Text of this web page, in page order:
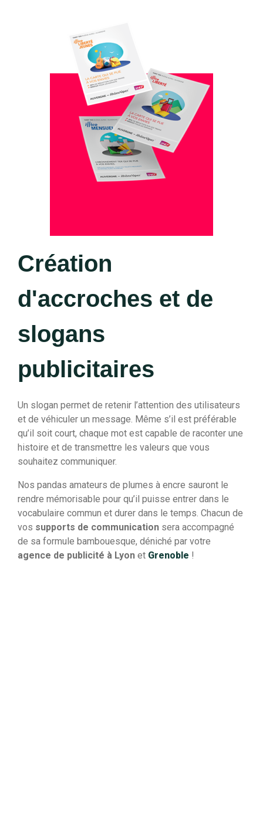
Création
d'accroches et de
slogans
publicitaires
Un slogan permet de retenir l’attention des utilisateurs
et de véhiculer un message. Même s’il est préférable
qu’il soit court, chaque mot est capable de raconter une
histoire et de transmettre les valeurs que vous
souhaitez communiquer.
Nos pandas amateurs de plumes à encre sauront le
rendre mémorisable pour qu’il puisse entrer dans le
vocabulaire commun et durer dans le temps. Chacun de
vos supports de communication sera accompagné
de sa formule bambouesque, déniché par votre
agence de publicité à Lyon et Grenoble !